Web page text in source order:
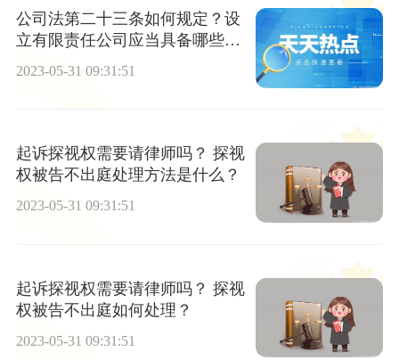
公司法第二十三条如何规定？设
立有限责任公司应当具备哪些条
2023-05-31 09:31:51
起诉探视权需要请律师吗？ 探视
权被告不出庭处理方法是什么？
2023-05-31 09:31:51
起诉探视权需要请律师吗？ 探视
权被告不出庭如何处理？
2023-05-31 09:31:51